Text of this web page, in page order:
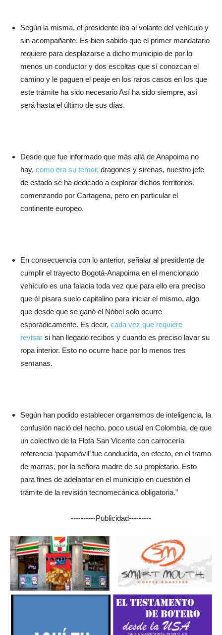
Según la misma, el presidente iba al volante del vehículo y
sin acompañante. Es bien sabido que el primer mandatario
requiere para desplazarse a dicho municipio de por lo
menos un conductor y dos escoltas que sí conozcan el
camino y le paguen el peaje en los raros casos en los que
este trámite ha sido necesario Así ha sido siempre, así
será hasta el último de sus días.
Desde que fue informado que más allá de Anapoima no
hay, como era su temor, dragones y sirenas, nuestro jefe
de estado se ha dedicado a explorar dichos territorios,
comenzando por Cartagena, pero en particular el
continente europeo.
En consecuencia con lo anterior, señalar al presidente de
cumplir el trayecto Bogotá-Anapoima en el mencionado
vehículo es una falacia toda vez que para ello era preciso
que él pisara suelo capitalino para iniciar el mismo, algo
que desde que se ganó el Nóbel solo ocurre
esporádicamente. Es decir, cada vez que requiere
revisar si han llegado recibos y cuando es preciso lavar su
ropa interior. Esto no ocurre hace por lo menos tres
semanas.
Según han podido establecer organismos de inteligencia, la
confusión nació del hecho, poco usual en Colombia, de que
un colectivo de la Flota San Vicente con carrocería
referencia ‘papamóvil’ fue conducido, en efecto, en el tramo
de marras, por la señora madre de su propietario. Esto
para fines de adelantar en el municipio en cuestión el
trámite de la revisión tecnomecánica obligatoria.”
----------Publicidad---------